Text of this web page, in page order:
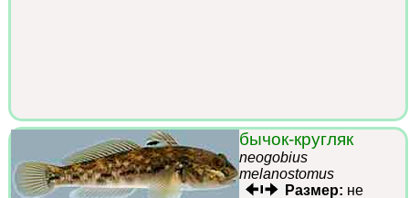
бычок-кругляк
neogobius
melanostomus
Размер: не